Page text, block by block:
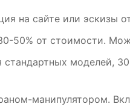
на сайте или эскизы
50% от стоимости.
моделей,
манипулятором.